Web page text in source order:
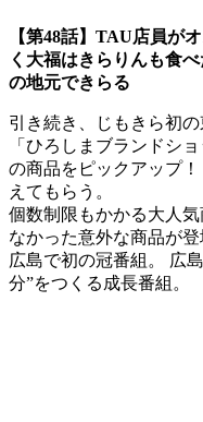
【第48話】TAU店員が
く大福はきらりんも食
の地元できらる
引き続き、じもきら初の
「ひろしまブランドシ
の商品をピックアップ
えてもらう。
個数制限もかかる大人
なかった意外な商品が
広島で初の冠番組。 広
分”をつくる成長番組。